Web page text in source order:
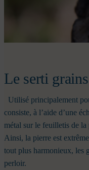
Le serti grains
Utilisé principalement
consiste, à l’aide d’une
métal sur le feuilletis de
Ainsi, la pierre est
tout plus harmonieux, les
perloir.